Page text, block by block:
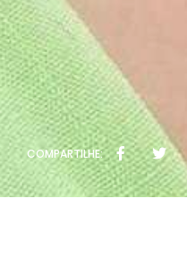
COMPARTILHE: